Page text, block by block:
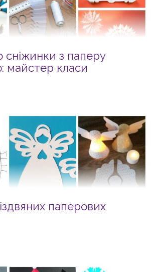
з паперу
майстер класи
паперових